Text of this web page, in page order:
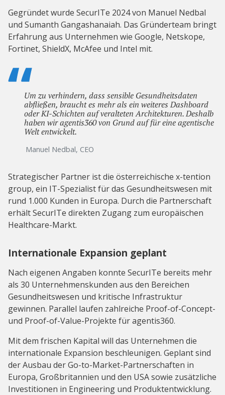
Gegründet wurde SecurITe 2024 von Manuel Nedbal
und Sumanth Gangashanaiah. Das Gründerteam bringt
Erfahrung aus Unternehmen wie Google, Netskope,
Fortinet, ShieldX, McAfee und Intel mit.
Um zu verhindern, dass sensible Gesundheitsdaten
abfließen, braucht es mehr als ein weiteres Dashboard
oder KI-Schichten auf veralteten Architekturen. Deshalb
haben wir agentis360 von Grund auf für eine agentische
Welt entwickelt.
Manuel Nedbal, CEO
Strategischer Partner ist die österreichische x-tention
group, ein IT-Spezialist für das Gesundheitswesen mit
rund 1.000 Kunden in Europa. Durch die Partnerschaft
erhält SecurITe direkten Zugang zum europäischen
Healthcare-Markt.
Internationale Expansion geplant
Nach eigenen Angaben konnte SecurITe bereits mehr
als 30 Unternehmenskunden aus den Bereichen
Gesundheitswesen und kritische Infrastruktur
gewinnen. Parallel laufen zahlreiche Proof-of-Concept-
und Proof-of-Value-Projekte für agentis360.
Mit dem frischen Kapital will das Unternehmen die
internationale Expansion beschleunigen. Geplant sind
der Ausbau der Go-to-Market-Partnerschaften in
Europa, Großbritannien und den USA sowie zusätzliche
Investitionen in Engineering und Produktentwicklung.